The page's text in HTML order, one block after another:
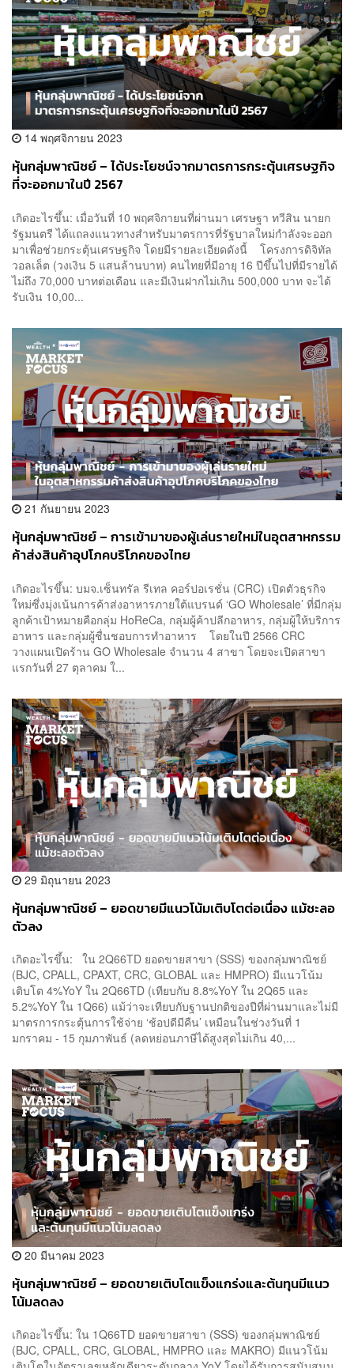
14 พฤศจิกายน 2023
หุ้นกลุ่มพาณิชย์ – ได้ประโยชน์จากมาตรการกระตุ้นเศรษฐกิจ
ที่จะออกมาในปี 2567
เกิดอะไรขึ้น: เมื่อวันที่ 10 พฤศจิกายนที่ผ่านมา เศรษฐา ทวีสิน นายก
รัฐมนตรี ได้แถลงแนวทางสำหรับมาตรการที่รัฐบาลใหม่กำลังจะออก
มาเพื่อช่วยกระตุ้นเศรษฐกิจ โดยมีรายละเอียดดังนี้ โครงการดิจิทัล
วอลเล็ต (วงเงิน 5 แสนล้านบาท) คนไทยที่มีอายุ 16 ปีขึ้นไปที่มีรายได้
ไม่ถึง 70,000 บาทต่อเดือน และมีเงินฝากไม่เกิน 500,000 บาท จะได้
รับเงิน 10,00...
21 กันยายน 2023
หุ้นกลุ่มพาณิชย์ – การเข้ามาของผู้เล่นรายใหม่ในอุตสาหกรรม
ค้าส่งสินค้าอุปโภคบริโภคของไทย
เกิดอะไรขึ้น: บมจ.เซ็นทรัล รีเทล คอร์ปอเรชั่น (CRC) เปิดตัวธุรกิจ
ใหม่ซึ่งมุ่งเน้นการค้าส่งอาหารภายใต้แบรนด์ ‘GO Wholesale’ ที่มีกลุ่ม
ลูกค้าเป้าหมายคือกลุ่ม HoReCa, กลุ่มผู้ค้าปลีกอาหาร, กลุ่มผู้ให้บริการ
อาหาร และกลุ่มผู้ชื่นชอบการทำอาหาร โดยในปี 2566 CRC
วางแผนเปิดร้าน GO Wholesale จำนวน 4 สาขา โดยจะเปิดสาขา
แรกวันที่ 27 ตุลาคม ใ...
29 มิถุนายน 2023
หุ้นกลุ่มพาณิชย์ – ยอดขายมีแนวโน้มเติบโตต่อเนื่อง แม้ชะลอ
ตัวลง
เกิดอะไรขึ้น: ใน 2Q66TD ยอดขายสาขา (SSS) ของกลุ่มพาณิชย์
(BJC, CPALL, CPAXT, CRC, GLOBAL และ HMPRO) มีแนวโน้ม
เติบโต 4%YoY ใน 2Q66TD (เทียบกับ 8.8%YoY ใน 2Q65 และ
5.2%YoY ใน 1Q66) แม้ว่าจะเทียบกับฐานปกติของปีที่ผ่านมาและไม่มี
มาตรการกระตุ้นการใช้จ่าย ‘ช้อปดีมีคืน’ เหมือนในช่วงวันที่ 1
มกราคม - 15 กุมภาพันธ์ (ลดหย่อนภาษีได้สูงสุดไม่เกิน 40,...
20 มีนาคม 2023
หุ้นกลุ่มพาณิชย์ – ยอดขายเติบโตแข็งแกร่งและต้นทุนมีแนว
โน้มลดลง
เกิดอะไรขึ้น: ใน 1Q66TD ยอดขายสาขา (SSS) ของกลุ่มพาณิชย์
(BJC, CPALL, CRC, GLOBAL, HMPRO และ MAKRO) มีแนวโน้ม